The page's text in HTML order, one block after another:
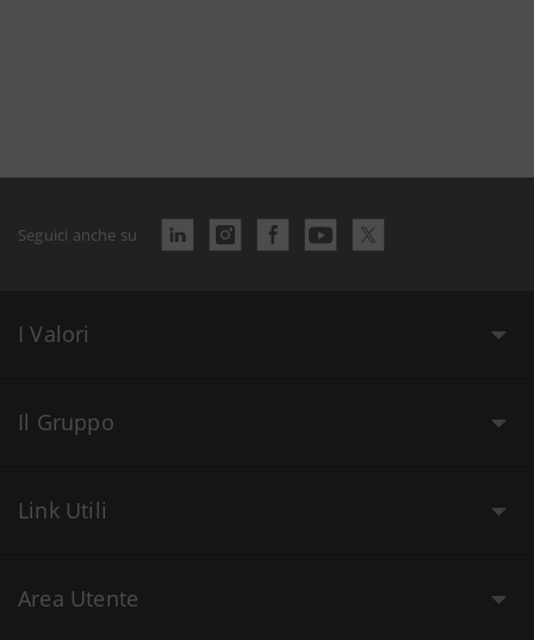
Seguici anche su
I Valori
Il Gruppo
Link Utili
Area Utente